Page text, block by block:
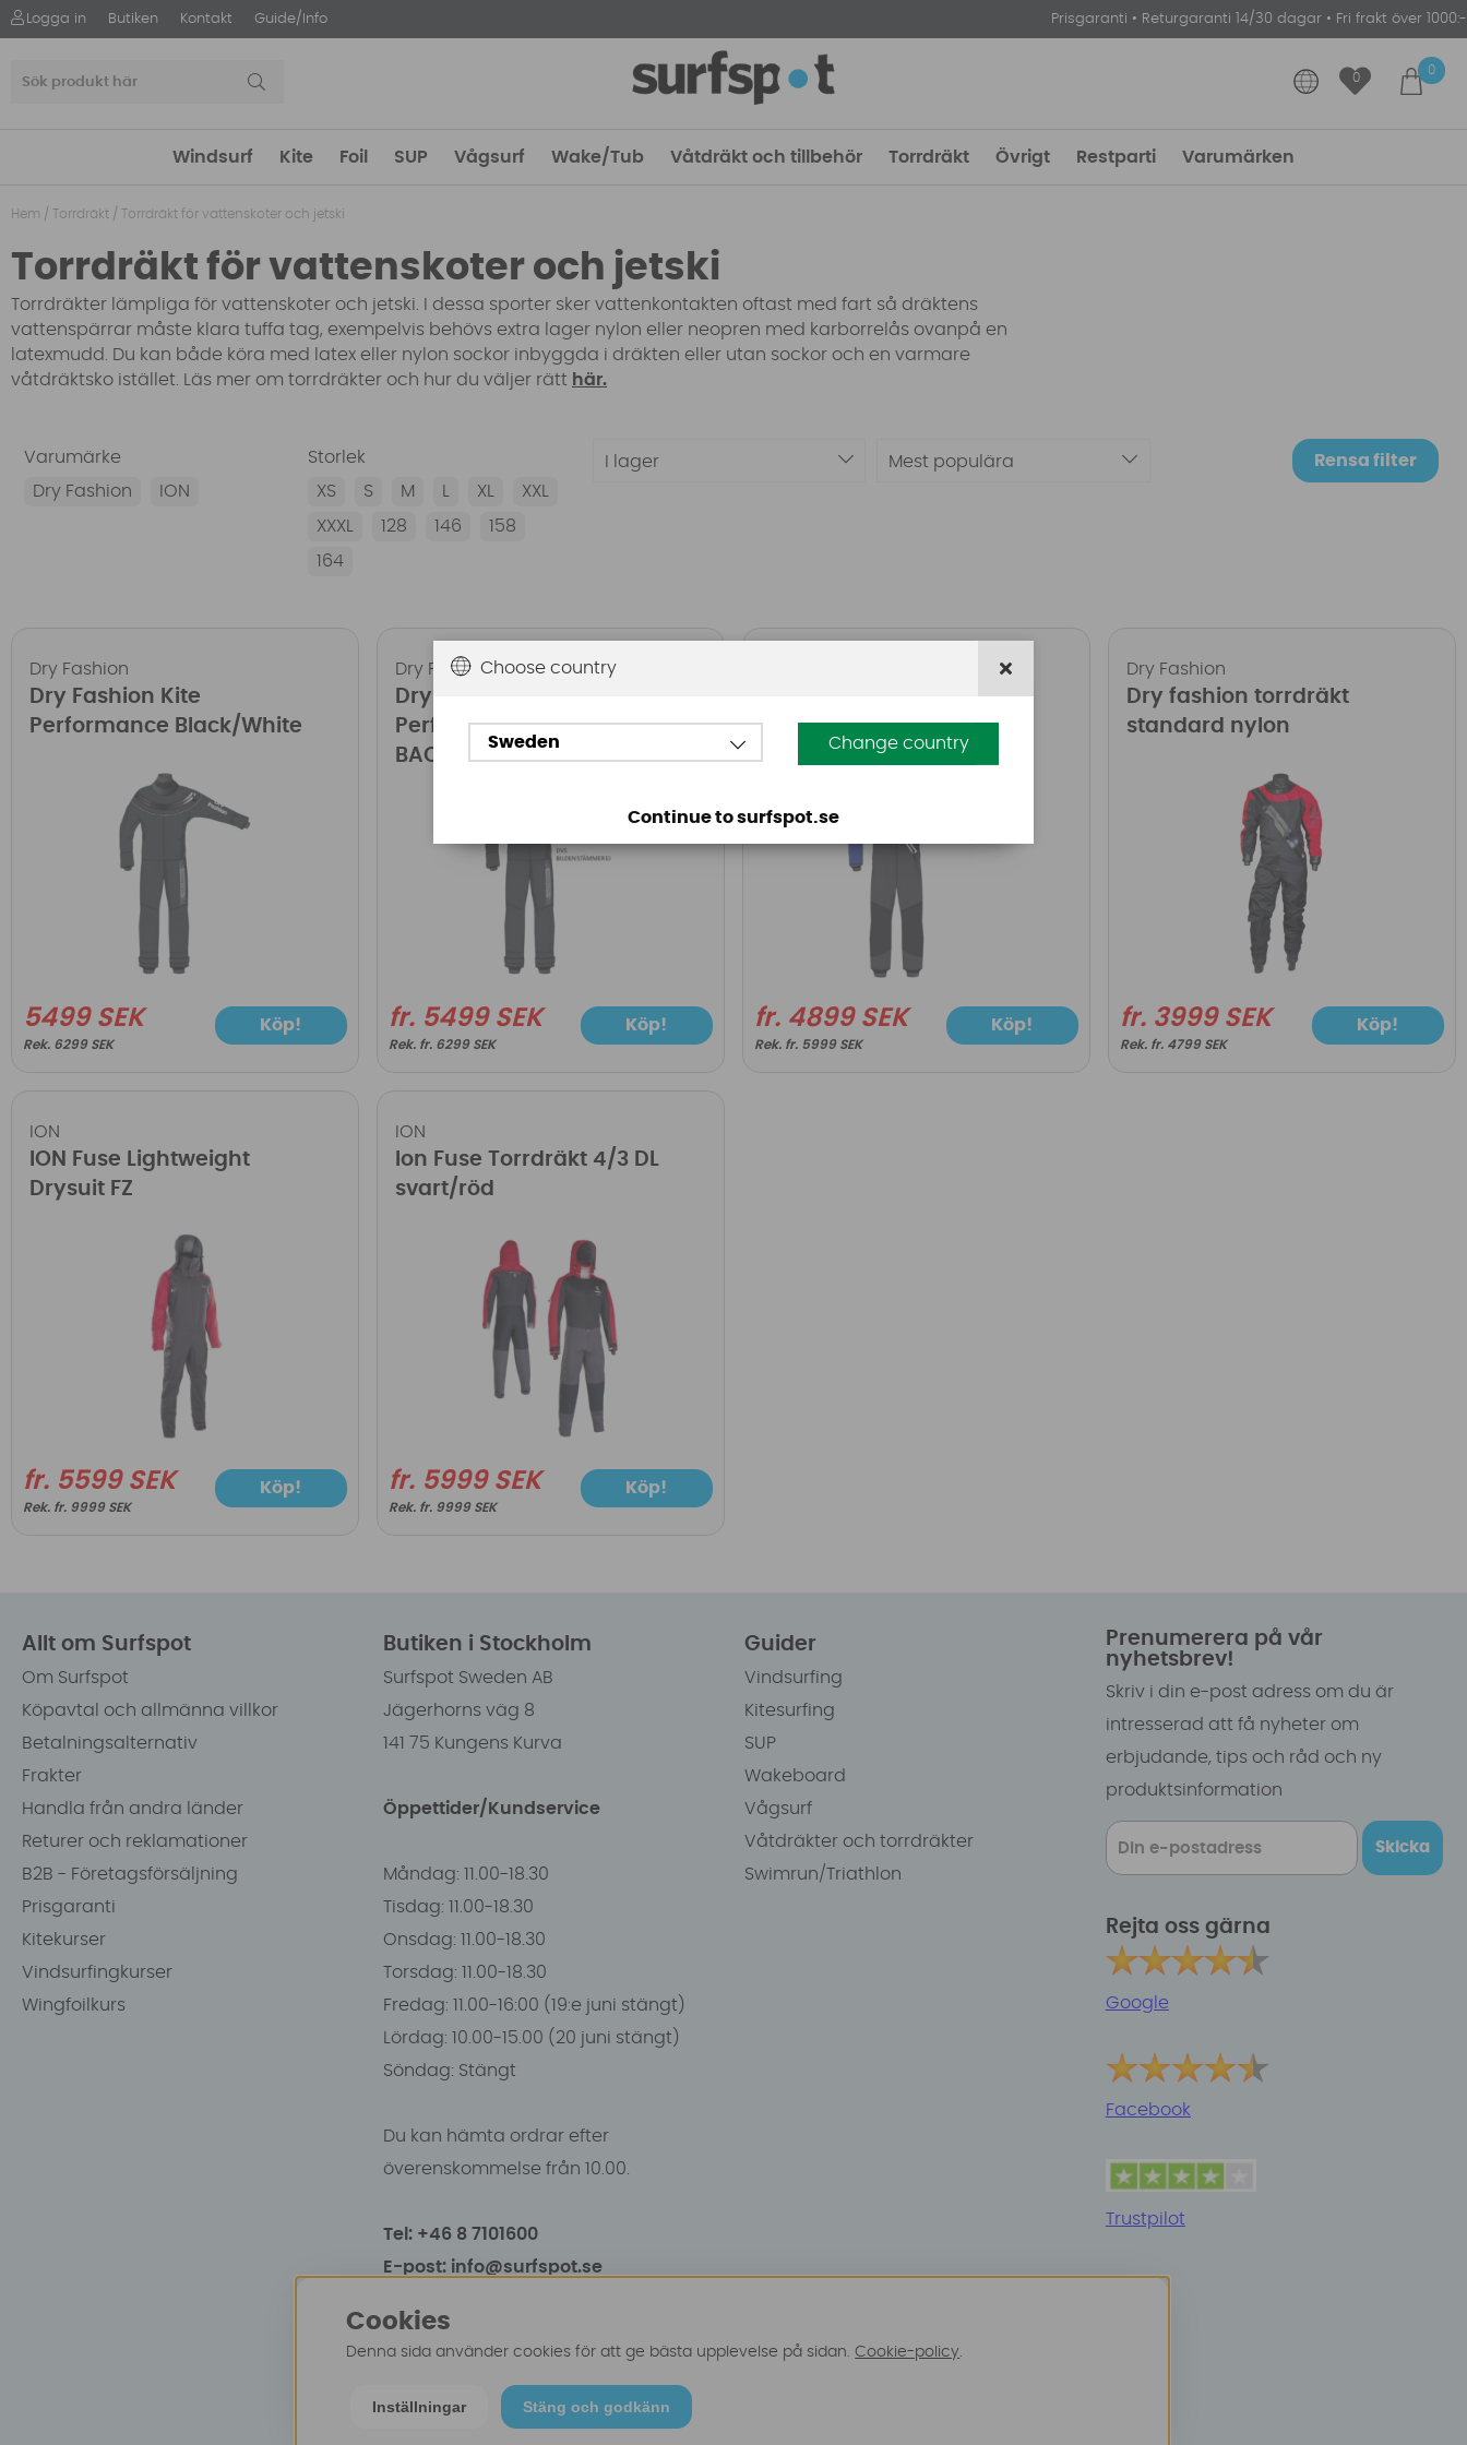
Logga in Butiken Kontakt Guide/Info Prisgaranti • Returgaranti 14/30 dagar • Fri frakt över 1000:-
0
0
Windsurf Kite Foil SUP Vågsurf Wake/Tub Våtdräkt och tillbehör Torrdräkt Övrigt Restparti Varumärken
Hem / Torrdräkt / Torrdräkt för vattenskoter och jetski
Torrdräkt för vattenskoter och jetski
Torrdräkter lämpliga för vattenskoter och jetski. I dessa sporter sker vattenkontakten oftast med fart så dräktens
vattenspärrar måste klara tuffa tag, exempelvis behövs extra lager nylon eller neopren med karborrelås ovanpå en
latexmudd. Du kan både köra med latex eller nylon sockor inbyggda i dräkten eller utan sockor och en varmare
våtdräktsko istället. Läs mer om torrdräkter och hur du väljer rätt här.
Mest populära
Varumärke
Dry Fashion
ION
Storlek
XS
S M XL
XXL
XXXL
128 146
158
164
I lager Rensa filter
Dry Fashion
Dry Fashion Kite
Performance Black/White
5499 SEK
6299 SEK
Köp!
Dry Fashion
Dry Fashion Kite
Performance Black/White
BACKZIP
fr. 5499 SEK
fr. 6299 SEK
Köp!
Dry Fashion Profi Sailing
Regatta Blue/Grey
fr. 4899 SEK
fr. 5999 SEK
Köp!
Dry Fashion
Dry fashion torrdräkt
standard nylon
fr. 3999 SEK
fr. 4799 SEK
Köp!
ION
ION Fuse Lightweight
Drysuit FZ
fr. 5599 SEK
fr. 9999 SEK
Köp!
ION
Ion Fuse Torrdräkt 4/3 DL
svart/röd
fr. 5999 SEK
fr. 9999 SEK
Köp!
Allt om Surfspot
Om Surfspot
Köpavtal och allmänna villkor
Betalningsalternativ
Frakter
Handla från andra länder
Returer och reklamationer
B2B - Företagsförsäljning
Prisgaranti
Kitekurser
Vindsurfingkurser
Wingfoilkurs
Butiken i Stockholm
Surfspot Sweden AB
Jägerhorns väg 8
141 75 Kungens Kurva
Öppettider/Kundservice
Måndag: 11.00-18.30
Tisdag: 11.00-18.30
Onsdag: 11.00-18.30
Torsdag: 11.00-18.30
Fredag: 11.00-16:00 (19:e juni stängt)
Lördag: 10.00-15.00 (20 juni stängt)
Söndag: Stängt
Du kan hämta ordrar efter
överenskommelse från 10.00.
Tel: +46 8 7101600
E-post: info@surfspot.se
Guider
Vindsurfing
Kitesurfing
SUP
Wakeboard
Vågsurf
Våtdräkter och torrdräkter
Swimrun/Triathlon
Prenumerera på vår
nyhetsbrev!
Skriv i din e-post adress om du är
intresserad att få nyheter om
erbjudande, tips och råd och ny
produktsinformation
Skicka
Rejta oss gärna
Google
Facebook
Trustpilot
© 2025 Surfspot. Vi använder oss av cookies -
Choose country
Sweden Change country
Continue to surfspot.se
Cookies
Denna sida använder cookies för att ge bästa upplevelse på sidan.Cookie-policy.
Inställningar Stäng och godkänn